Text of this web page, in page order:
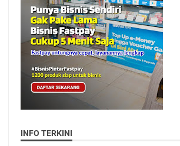
INFO TERKINI